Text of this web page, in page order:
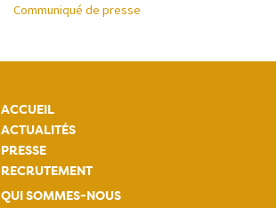
Communiqué de presse
ACCUEIL
ACTUALITÉS
PRESSE
RECRUTEMENT
QUI SOMMES-NOUS